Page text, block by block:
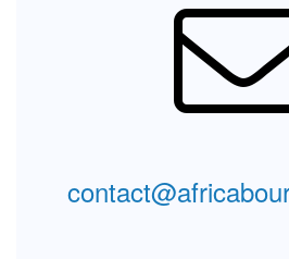
Laissez-nous un
Intéressé par nos offres? Si
vous n'arrivez pas à nous
sur notre tchatbot laissez-